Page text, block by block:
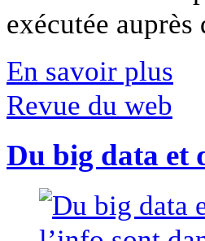
exécutée
En savoir plus
Revue du web
Du big data et